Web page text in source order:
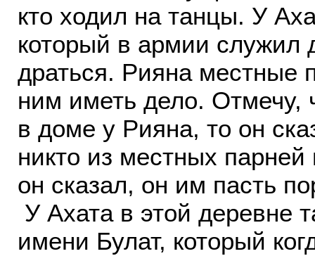
кто ходил на танцы. У
который в армии служил
драться. Рияна местные
ним иметь дело. Отмечу,
в доме у Рияна, то он
никто из местных парней
он сказал, он им пасть
У Ахата в этой деревне
имени Булат, который